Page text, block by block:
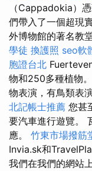
（Cappadokia）
們帶入了一個超現
外博物館的著名教
學徒 換護照 seo軟
胞證台北
物和250多種植物。
物表演，有鳥類表
北記帳士推薦 您甚
要汽車進行遊覽。
應。 竹東市場撥筋
Invia.sk和
我們在我們的網站